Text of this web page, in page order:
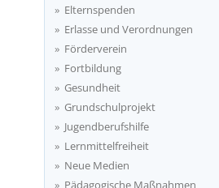
Elternspenden
Erlasse und Verordnungen
Förderverein
Fortbildung
Gesundheit
Grundschulprojekt
Jugendberufshilfe
Lernmittelfreiheit
Neue Medien
Pädagogische Maßnahmen